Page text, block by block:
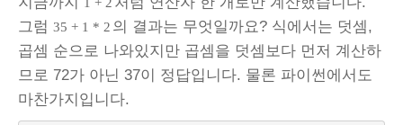
그럼 35 + 1 * 2 의 결과는 무엇일까요? 식에서는 덧셈,
곱셈 순으로 나와있지만 곱셈을 덧셈보다 먼저 계산하
므로 72가 아닌 37이 정답입니다. 물론 파이썬에서도
마찬가지입니다.